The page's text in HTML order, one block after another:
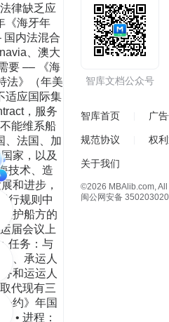
律缺乏应
《海牙年
国内法混合
、澳大
要 –– 《海
法》（年美
适应国际集
，服务
能维系船
、法国、加
家，以及
技术、造
和进步，
行规则中
护船方的
届会议上
任务：与
、承运人
和运运人
代现有三
约》年国
• 进程：
智库文档公众号
智库首页 广
规范协议 权
关于我们
©2026 MBAlib.com,
闽公网安备